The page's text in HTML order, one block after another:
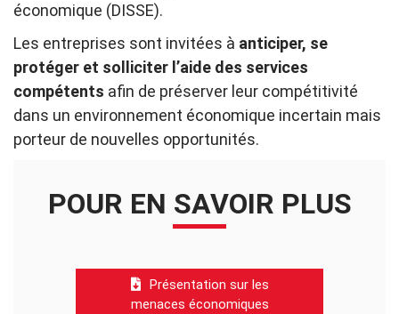
économique (DISSE).
Les entreprises sont invitées à anticiper, se
protéger et solliciter l’aide des services
compétents afin de préserver leur compétitivité
dans un environnement économique incertain mais
porteur de nouvelles opportunités.
POUR EN SAVOIR PLUS
Présentation sur les
menaces économiques